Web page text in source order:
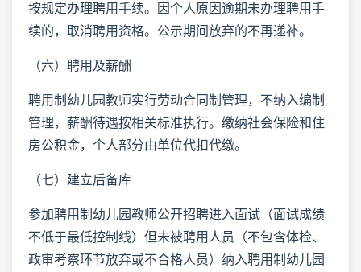
按规定办理聘用手续。因个人原因逾期未办理聘用手
续的，取消聘用资格。公示期间放弃的不再递补。
（六）聘用及薪酬
聘用制幼儿园教师实行劳动合同制管理，不纳入编制
管理，薪酬待遇按相关标准执行。缴纳社会保险和住
房公积金，个人部分由单位代扣代缴。
（七）建立后备库
参加聘用制幼儿园教师公开招聘进入面试（面试成绩
不低于最低控制线）但未被聘用人员（不包含体检、
政审考察环节放弃或不合格人员）纳入聘用制幼儿园